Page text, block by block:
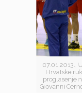
07.01.2013.,
Hrvatske
proglasenje
Giovanni